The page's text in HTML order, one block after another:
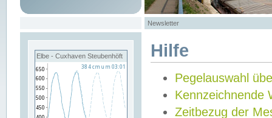
Newsletter
Elbe - Cuxhaven Steubenhöft Hilfe
Pegelauswahl
Kennzeichnende
Zeitbezug der